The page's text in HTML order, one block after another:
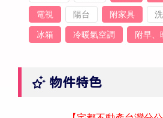
電視
陽台 附家具
冰箱
冷暖氣空調 附早、
物件特色